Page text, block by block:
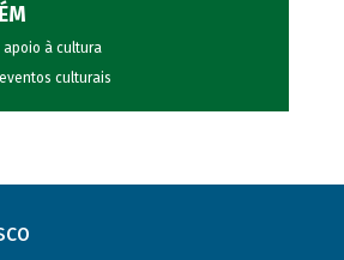
apoio à cultura
culturais